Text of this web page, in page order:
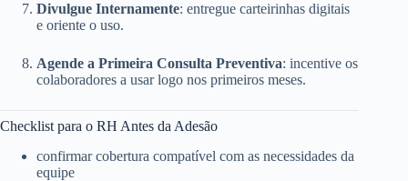
Divulgue Internamente: entregue carteirinhas digitais
e oriente o uso.
Agende a Primeira Consulta Preventiva: incentive os
colaboradores a usar logo nos primeiros meses.
Checklist para o RH Antes da Adesão
confirmar cobertura compatível com as necessidades da
equipe